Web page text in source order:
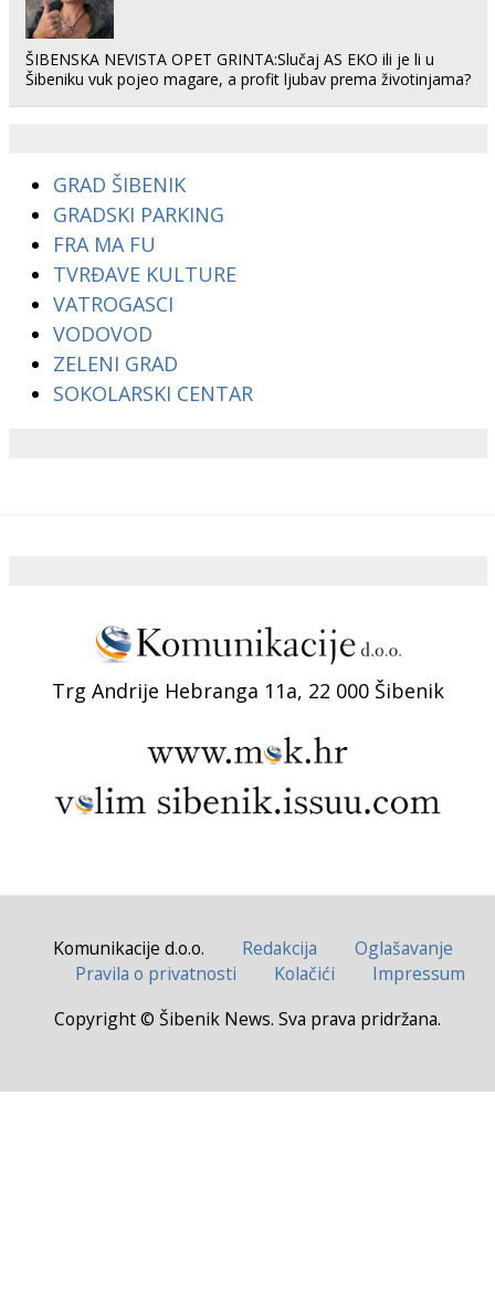
ŠIBENSKA NEVISTA OPET GRINTA:Slučaj AS EKO ili je li u
Šibeniku vuk pojeo magare, a profit ljubav prema životinjama?
GRAD ŠIBENIK
GRADSKI PARKING
FRA MA FU
TVRĐAVE KULTURE
VATROGASCI
VODOVOD
ZELENI GRAD
SOKOLARSKI CENTAR
Trg Andrije Hebranga 11a, 22 000 Šibenik
Komunikacije d.o.o. Redakcija
Oglašavanje
Pravila o privatnosti
Kolačići
Impressum
Copyright © Šibenik News. Sva prava pridržana.